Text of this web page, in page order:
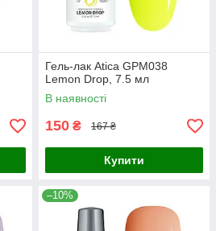
Гель-лак Atica GPM038
Lemon Drop, 7.5 мл
В наявності
150 ₴ 167 ₴
Купити
–10%